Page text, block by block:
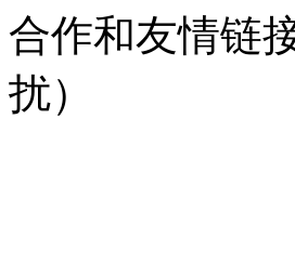
合作和友情链
扰）